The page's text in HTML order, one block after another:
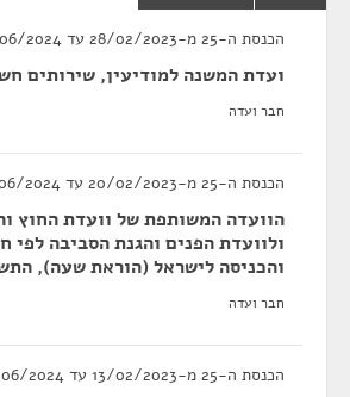
הכנסת ה-25 מ-28/02/2023 עד 30/06/2024
ועדת המשנה למודיעין, שירותים
חבר ועדה
הכנסת ה-25 מ-20/02/2023 עד 30/06/2024
הוועדה המשותפת של וועדת החוץ
ולוועדת הפנים והגנת הסביבה לפי
והכניסה לישראל (הוראת שעה),
חבר ועדה
הכנסת ה-25 מ-13/02/2023 עד 30/06/2024